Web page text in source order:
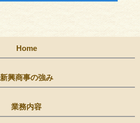
Home
新興商事の強み
業務内容